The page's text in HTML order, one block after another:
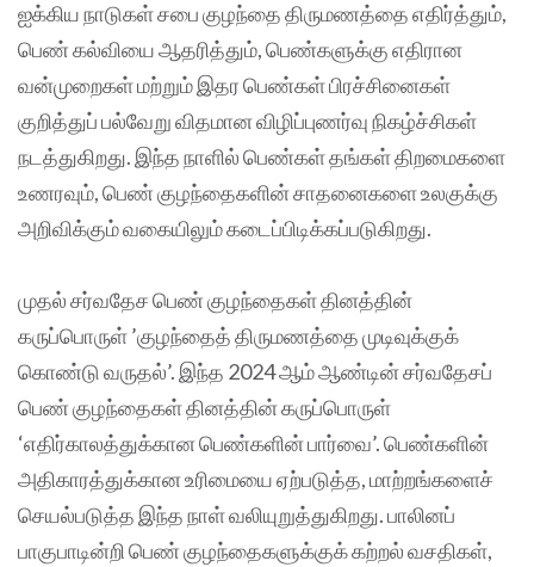
ஐக்கிய நாடுகள் சபை குழந்தை திருமணத்தை எதிர்த்தும்,
பெண் கல்வியை ஆதரித்தும், பெண்களுக்கு எதிரான
வன்முறைகள் மற்றும் இதர பெண்கள் பிரச்சினைகள்
குறித்துப் பல்வேறு விதமான விழிப்புணர்வு நிகழ்ச்சிகள்
நடத்துகிறது. இந்த நாளில் பெண்கள் தங்கள் திறமைகளை
உணரவும், பெண் குழந்தைகளின் சாதனைகளை உலகுக்கு
அறிவிக்கும் வகையிலும் கடைப்பிடிக்கப்படுகிறது.
முதல் சர்வதேச பெண் குழந்தைகள் தினத்தின்
கருப்பொருள் ’குழந்தைத் திருமணத்தை முடிவுக்குக்
கொண்டு வருதல்’. இந்த 2024 ஆம் ஆண்டின் சர்வதேசப்
பெண் குழந்தைகள் தினத்தின் கருப்பொருள்
‘எதிர்காலத்துக்கான பெண்களின் பார்வை’. பெண்களின்
அதிகாரத்துக்கான உரிமையை ஏற்படுத்த, மாற்றங்களைச்
செயல்படுத்த இந்த நாள் வலியுறுத்துகிறது. பாலினப்
பாகுபாடின்றி பெண் குழந்தைகளுக்குக் கற்றல் வசதிகள்,